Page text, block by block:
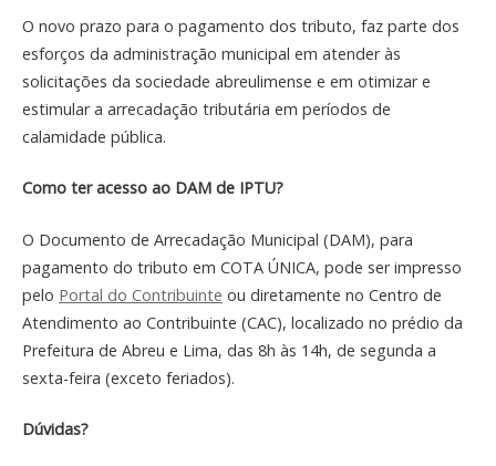
O novo prazo para o pagamento dos tributo, faz parte dos
esforços da administração municipal em atender às
solicitações da sociedade abreulimense e em otimizar e
estimular a arrecadação tributária em períodos de
calamidade pública.
Como ter acesso ao DAM de IPTU?
O Documento de Arrecadação Municipal (DAM), para
pagamento do tributo em COTA ÚNICA, pode ser impresso
pelo Portal do Contribuinte ou diretamente no Centro de
Atendimento ao Contribuinte (CAC), localizado no prédio da
Prefeitura de Abreu e Lima, das 8h às 14h, de segunda a
sexta-feira (exceto feriados).
Dúvidas?